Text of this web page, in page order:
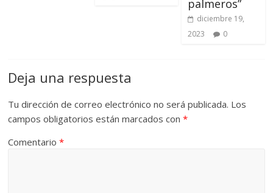
palmeros”
diciembre 19,
2023
0
Deja una respuesta
Tu dirección de correo electrónico no será publicada. Los
campos obligatorios están marcados con*
Comentario*